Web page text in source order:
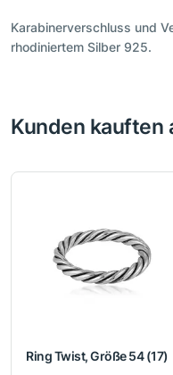
Karabinerverschluss und
rhodiniertem Silber 925.
Kunden kauften
Ring Twist, Größe 54 (17)